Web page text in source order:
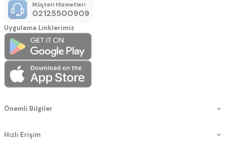
Önemli Bilgiler
Hızlı Erişim
Müşteri Hizmetleri
02125500909
Uygulama Linklerimiz